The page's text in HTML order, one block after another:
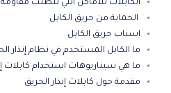
الكابلات للأماكن التي تتطلب
الحماية من حريق الكابل
اسباب حريق الكابل
ما الكابل المستخدم في نظام إنذار
ما هي سيناريوهات استخدام كابلات
مقدمة حول كابلات إنذار الحريق